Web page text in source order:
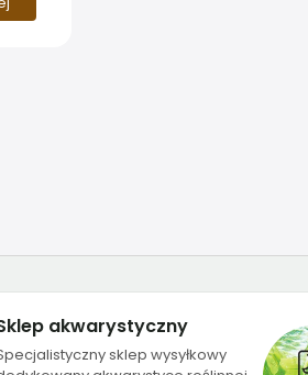
akwarystyczny
sklep wysyłkowy